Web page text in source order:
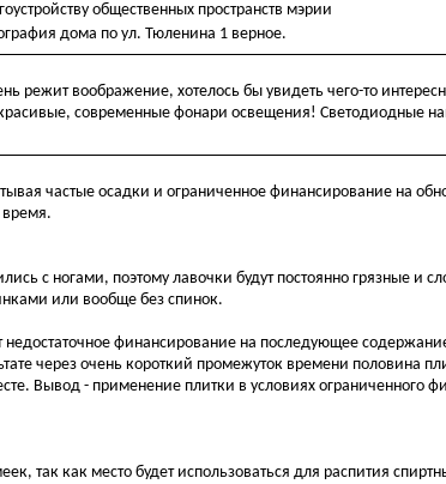
общественных пространств мэрии
дома по ул. Тюленина 1 верное.
режит воображение, хотелось бы увидеть чего-то
современные фонари освещения! Светодиодные
частые осадки и ограниченное финансирование на
время.
с ногами, поэтому лавочки будут постоянно грязные и
или вообще без спинок.
финансирование на последующее
через очень короткий промежуток времени половина
Вывод - применение плитки в условиях ограниченного
так как место будет использоваться для распития